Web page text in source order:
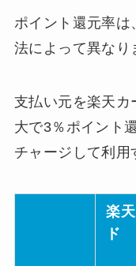
ポイント還元率
法によって異なり
支払い元を楽天カ
大で3％ポイント
チャージして利用
楽
ド